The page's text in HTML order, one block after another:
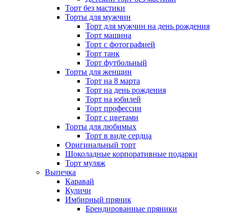
Торт без мастики
Торты для мужчин
Торт для мужчин на день рождения
Торт машина
Торт с фотографией
Торт танк
Торт футбольный
Торты для женщин
Торт на 8 марта
Торт на день рождения
Торт на юбилей
Торт профессии
Торт с цветами
Торты для любимых
Торт в виде сердца
Оригинальный торт
Шоколадные корпоративные подарки
Торт муляж
Выпечка
Каравай
Куличи
Имбирный пряник
Брендированные пряники